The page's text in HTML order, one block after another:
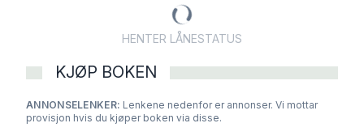
HENTER LÅNESTATUS
KJØP BOKEN
ANNONSELENKER: Lenkene nedenfor er annonser. Vi mottar
provisjon hvis du kjøper boken via disse.